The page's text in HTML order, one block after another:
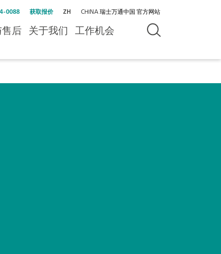
0088 获取报价 ZH CHINA 瑞士万通中国 官方网站
后 关于我们 工作机会